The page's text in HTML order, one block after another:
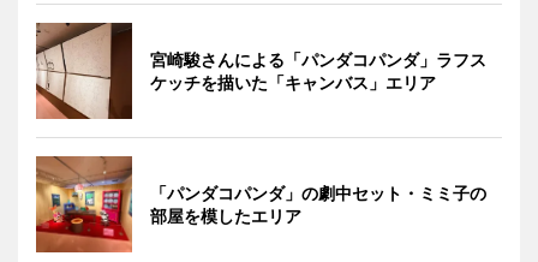
宮崎駿さんによる「パンダコパンダ」ラフス
ケッチを描いた「キャンバス」エリア
「パンダコパンダ」の劇中セット・ミミ子の
部屋を模したエリア